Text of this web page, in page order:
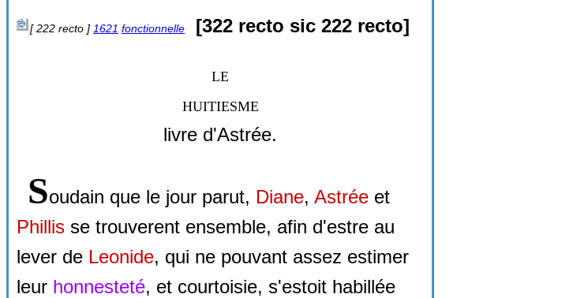
[ 222 recto ] 1621 fonctionnelle [322 recto sic 222 recto]
LE
HUITIESME
livre d'Astrée.
Soudain que le jour parut, Diane, Astrée et
Phillis se trouverent ensemble, afin d'estre au
lever de Leonide, qui ne pouvant assez estimer
leur honnesteté, et courtoisie, s'estoit habillée